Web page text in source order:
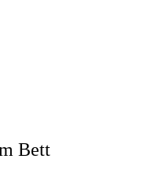
Bett